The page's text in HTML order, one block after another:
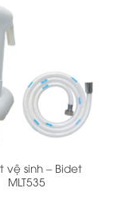
vệ sinh – Bidet
MLT535